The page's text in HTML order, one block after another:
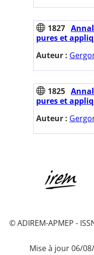
1827
pures et
Auteur :
1825
pures et
Auteur :
© ADIREM-APMEP -
Mise à jour 06/